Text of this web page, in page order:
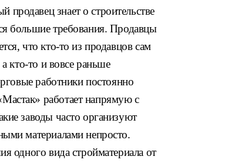
знает о строительстве
большие требования. Продавцы
что кто-то из продавцов сам
кто-то и вовсе раньше
работники постоянно
работает напрямую с
заводы часто организуют
материалами непросто.
одного вида стройматериала от